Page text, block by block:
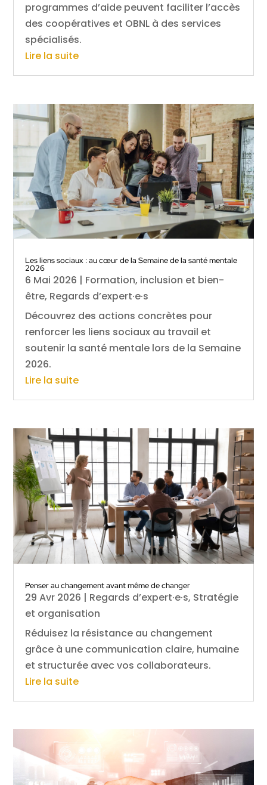
programmes d’aide peuvent faciliter l’accès
des coopératives et OBNL à des services
spécialisés.
Lire la suite
Les liens sociaux : au cœur de la Semaine de la santé mentale
2026
6 Mai 2026 | Formation, inclusion et bien-
être, Regards d’expert·e·s
Découvrez des actions concrètes pour
renforcer les liens sociaux au travail et
soutenir la santé mentale lors de la Semaine
2026.
Lire la suite
Penser au changement avant même de changer
29 Avr 2026 | Regards d’expert·e·s, Stratégie
et organisation
Réduisez la résistance au changement
grâce à une communication claire, humaine
et structurée avec vos collaborateurs.
Lire la suite